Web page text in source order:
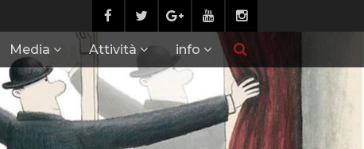
Media Attività info